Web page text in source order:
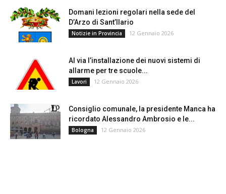
Domani lezioni regolari nella sede del
D’Arzo di Sant’Ilario
Notizie in Provincia 12 Gennaio 2026
Al via l’installazione dei nuovi sistemi di
allarme per tre scuole...
Lavori 12 Gennaio 2026
Consiglio comunale, la presidente Manca ha
ricordato Alessandro Ambrosio e le...
Bologna 12 Gennaio 2026